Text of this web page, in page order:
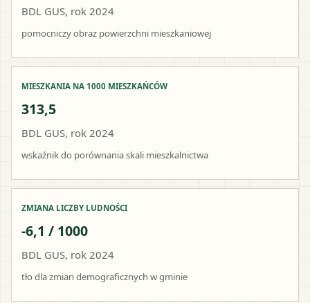
BDL GUS, rok 2024
pomocniczy obraz powierzchni mieszkaniowej
MIESZKANIA NA 1000 MIESZKAŃCÓW
313,5
BDL GUS, rok 2024
wskaźnik do porównania skali mieszkalnictwa
ZMIANA LICZBY LUDNOŚCI
-6,1 / 1000
BDL GUS, rok 2024
tło dla zmian demograficznych w gminie